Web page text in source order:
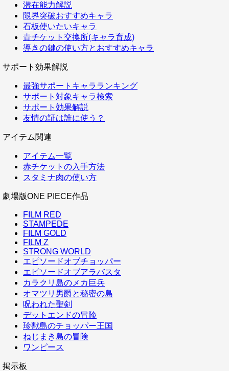
潜在能力解説
限界突破おすすめキャラ
石板使いたいキャラ
青チケット交換所(キャラ育成)
導きの鍵の使い方とおすすめキャラ
サポート効果解説
最強サポートキャラランキング
サポート対象キャラ検索
サポート効果解説
友情の証は誰に使う？
アイテム関連
アイテム一覧
赤チケットの入手方法
スタミナ肉の使い方
劇場版ONE PIECE作品
FILM RED
STAMPEDE
FILM GOLD
FILM Z
STRONG WORLD
エピソードオブチョッパー
エピソードオブアラバスタ
カラクリ島のメカ巨兵
オマツリ男爵と秘密の島
呪われた聖剣
デットエンドの冒険
珍獣島のチョッパー王国
ねじまき島の冒険
ワンピース
掲示板